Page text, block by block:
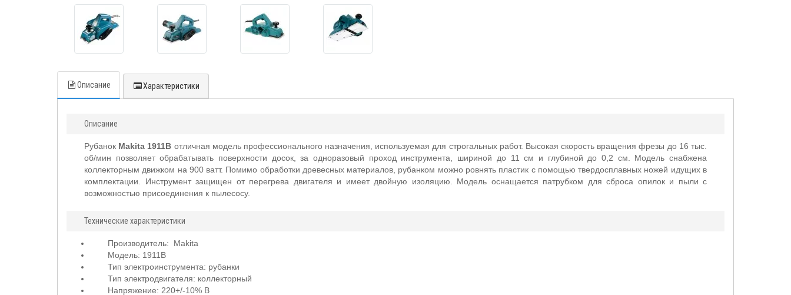
Описание Характеристики
Описание
Рубанок Makita 1911B отличная модель профессионального назначения, используемая для строгальных работ. Высокая скорость вращения фрезы до 16 тыс.
об/мин позволяет обрабатывать поверхности досок, за одноразовый проход инструмента, шириной до 11 см и глубиной до 0,2 см. Модель снабжена
коллекторным движком на 900 ватт. Помимо обработки древесных материалов, рубанком можно ровнять пластик с помощью твердосплавных ножей идущих в
комплектации. Инструмент защищен от перегрева двигателя и имеет двойную изоляцию. Модель оснащается патрубком для сброса опилок и пыли с
возможностью присоединения к пылесосу.
Технические характеристики
Производитель: Makita
Модель: 1911B
Тип электроинструмента: рубанки
Тип электродвигателя: коллекторный
Напряжение: 220+/-10% В